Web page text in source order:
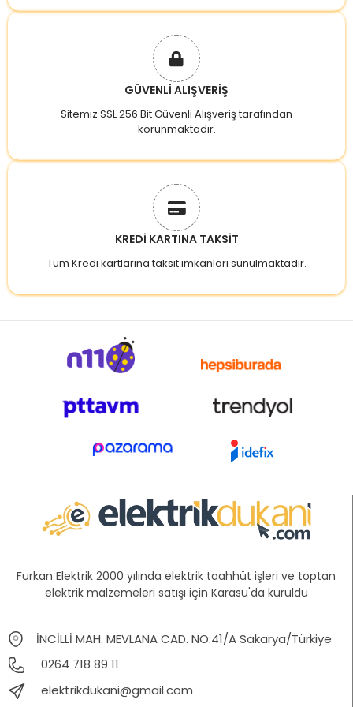
GÜVENLİ ALIŞVERİŞ
Sitemiz SSL 256 Bit Güvenli Alışveriş tarafından
korunmaktadır.
KREDİ KARTINA TAKSİT
Tüm Kredi kartlarına taksit imkanları sunulmaktadır.
Furkan Elektrik 2000 yılında elektrik taahhüt işleri ve toptan
elektrik malzemeleri satışı için Karasu'da kuruldu
İNCİLLİ MAH. MEVLANA CAD. NO:41/A Sakarya/Türkiye
0264 718 89 11
elektrikdukani@gmail.com